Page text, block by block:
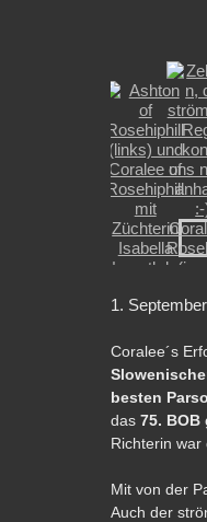
1.
Coralee´s
besten
das 75.
Richterin
Mit von der
Auch der